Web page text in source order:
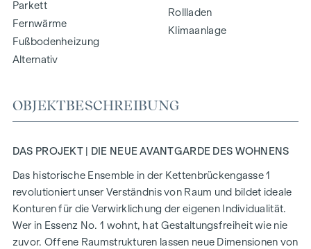
Parkett
Fernwärme
Fußbodenheizung
Alternativ
Rollladen
Klimaanlage
OBJEKTBESCHREIBUNG
DAS PROJEKT | DIE NEUE AVANTGARDE DES WOHNENS
Das historische Ensemble in der Kettenbrückengasse 1
revolutioniert unser Verständnis von Raum und bildet ideale
Konturen für die Verwirklichung der eigenen Individualität.
Wer in Essenz No. 1 wohnt, hat Gestaltungsfreiheit wie nie
zuvor. Offene Raumstrukturen lassen neue Dimensionen von